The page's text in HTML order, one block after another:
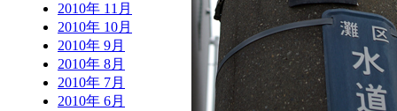
2010年 11月
2010年 10月
2010年 9月
2010年 8月
2010年 7月
2010年 6月